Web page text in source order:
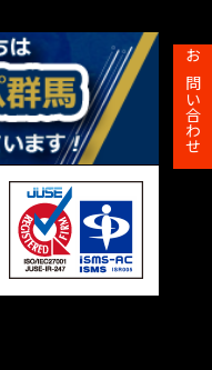
お問い合わせ